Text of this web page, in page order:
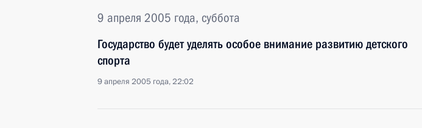
9 апреля 2005 года, суббота
Государство будет уделять особое внимание развитию детского
спорта
9 апреля 2005 года, 22:02